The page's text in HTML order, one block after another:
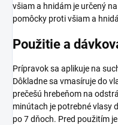
všiam a hnidám je určený
pomôcky proti všiam a
Použitie a
Prípravok sa aplikuje na
Dôkladne sa vmasíruje do
prečešú hrebeňom na
minútach je potrebné vlasy
po 7 dňoch. Pred použitím